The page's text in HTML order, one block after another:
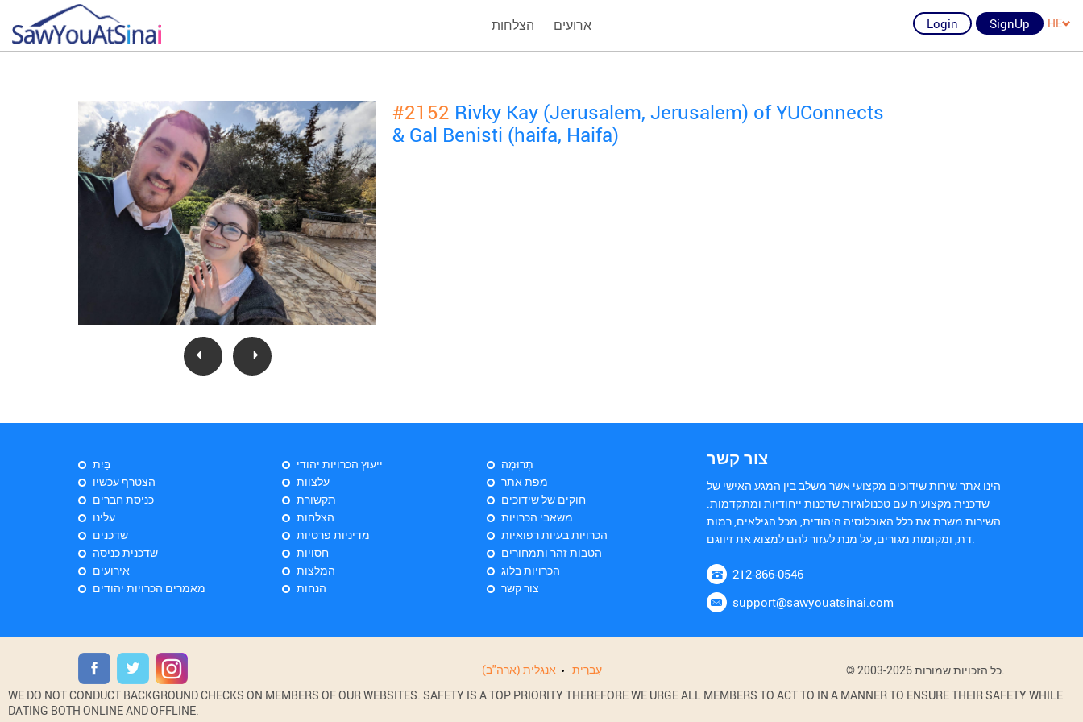
הצלחות ארועים Login SignUp HE
#2152 Rivky Kay (Jerusalem, Jerusalem) of YUConnects
& Gal Benisti (haifa, Haifa)
בַּיִת
הצטרף עכשיו
כניסת חברים
עלינו
שדכנים
שדכנית כניסה
אירועים
מאמרים הכרויות יהודים
ייעוץ הכרויות יהודי
עלצוות
תקשורת
הצלחות
מדיניות פרטיות
חסויות
המלצות
הנחות
תְרוּמָה
מפת אתר
חוקים של שידוכים
משאבי הכרויות
הכרויות בעיות רפואיות
הטבות זהר ותמחורים
הכרויות בלוג
צור קשר
צור קשר
הינו אתר שירות שידוכים מקצועי אשר משלב בין המגע האישי של
שדכנית מקצועית עם טכנולוגיות שדכנות ייחודיות ומתקדמות.
השירות משרת את כלל האוכלוסיה היהודית, מכל הגילאים, רמות
דת, ומקומות מגורים, על מנת לעזור להם למצוא את זיווגם.
212-866-0546
support@sawyouatsinai.com
אנגלית (ארה"ב) עִברִית
© 2003-2026 כל הזכויות שמורות.
WE DO NOT CONDUCT BACKGROUND CHECKS ON MEMBERS OF OUR WEBSITES. SAFETY IS A TOP PRIORITY THEREFORE WE URGE ALL MEMBERS TO ACT TO IN A MANNER TO ENSURE THEIR SAFETY WHILE
DATING BOTH ONLINE AND OFFLINE.